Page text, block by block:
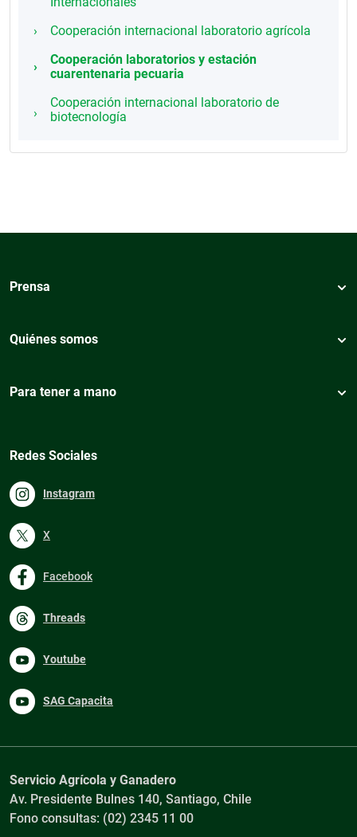
Cooperación internacional laboratorio agrícola
Cooperación laboratorios y estación
cuarentenaria pecuaria
Cooperación internacional laboratorio de
biotecnología
Prensa
Quiénes somos
Para tener a mano
Redes Sociales
Instagram
X
Facebook
Threads
Youtube
SAG Capacita
Servicio Agrícola y Ganadero
Av. Presidente Bulnes 140, Santiago, Chile
Fono consultas: (02) 2345 11 00